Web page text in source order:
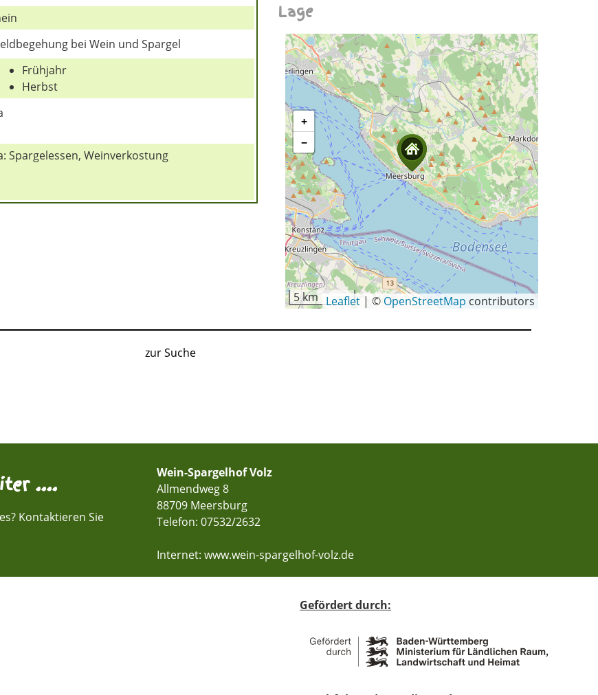
bei Wein und Spargel
Frühjahr
Herbst
Spargelessen, Weinverkostung
Lage
+
−
5 km Leaflet | © OpenStreetMap contributors
zur Suche
....
Kontaktieren Sie
Wein-Spargelhof Volz
Allmendweg 8
88709 Meersburg
Telefon: 07532/2632
Internet: www.wein-spargelhof-volz.de
Gefördert durch: